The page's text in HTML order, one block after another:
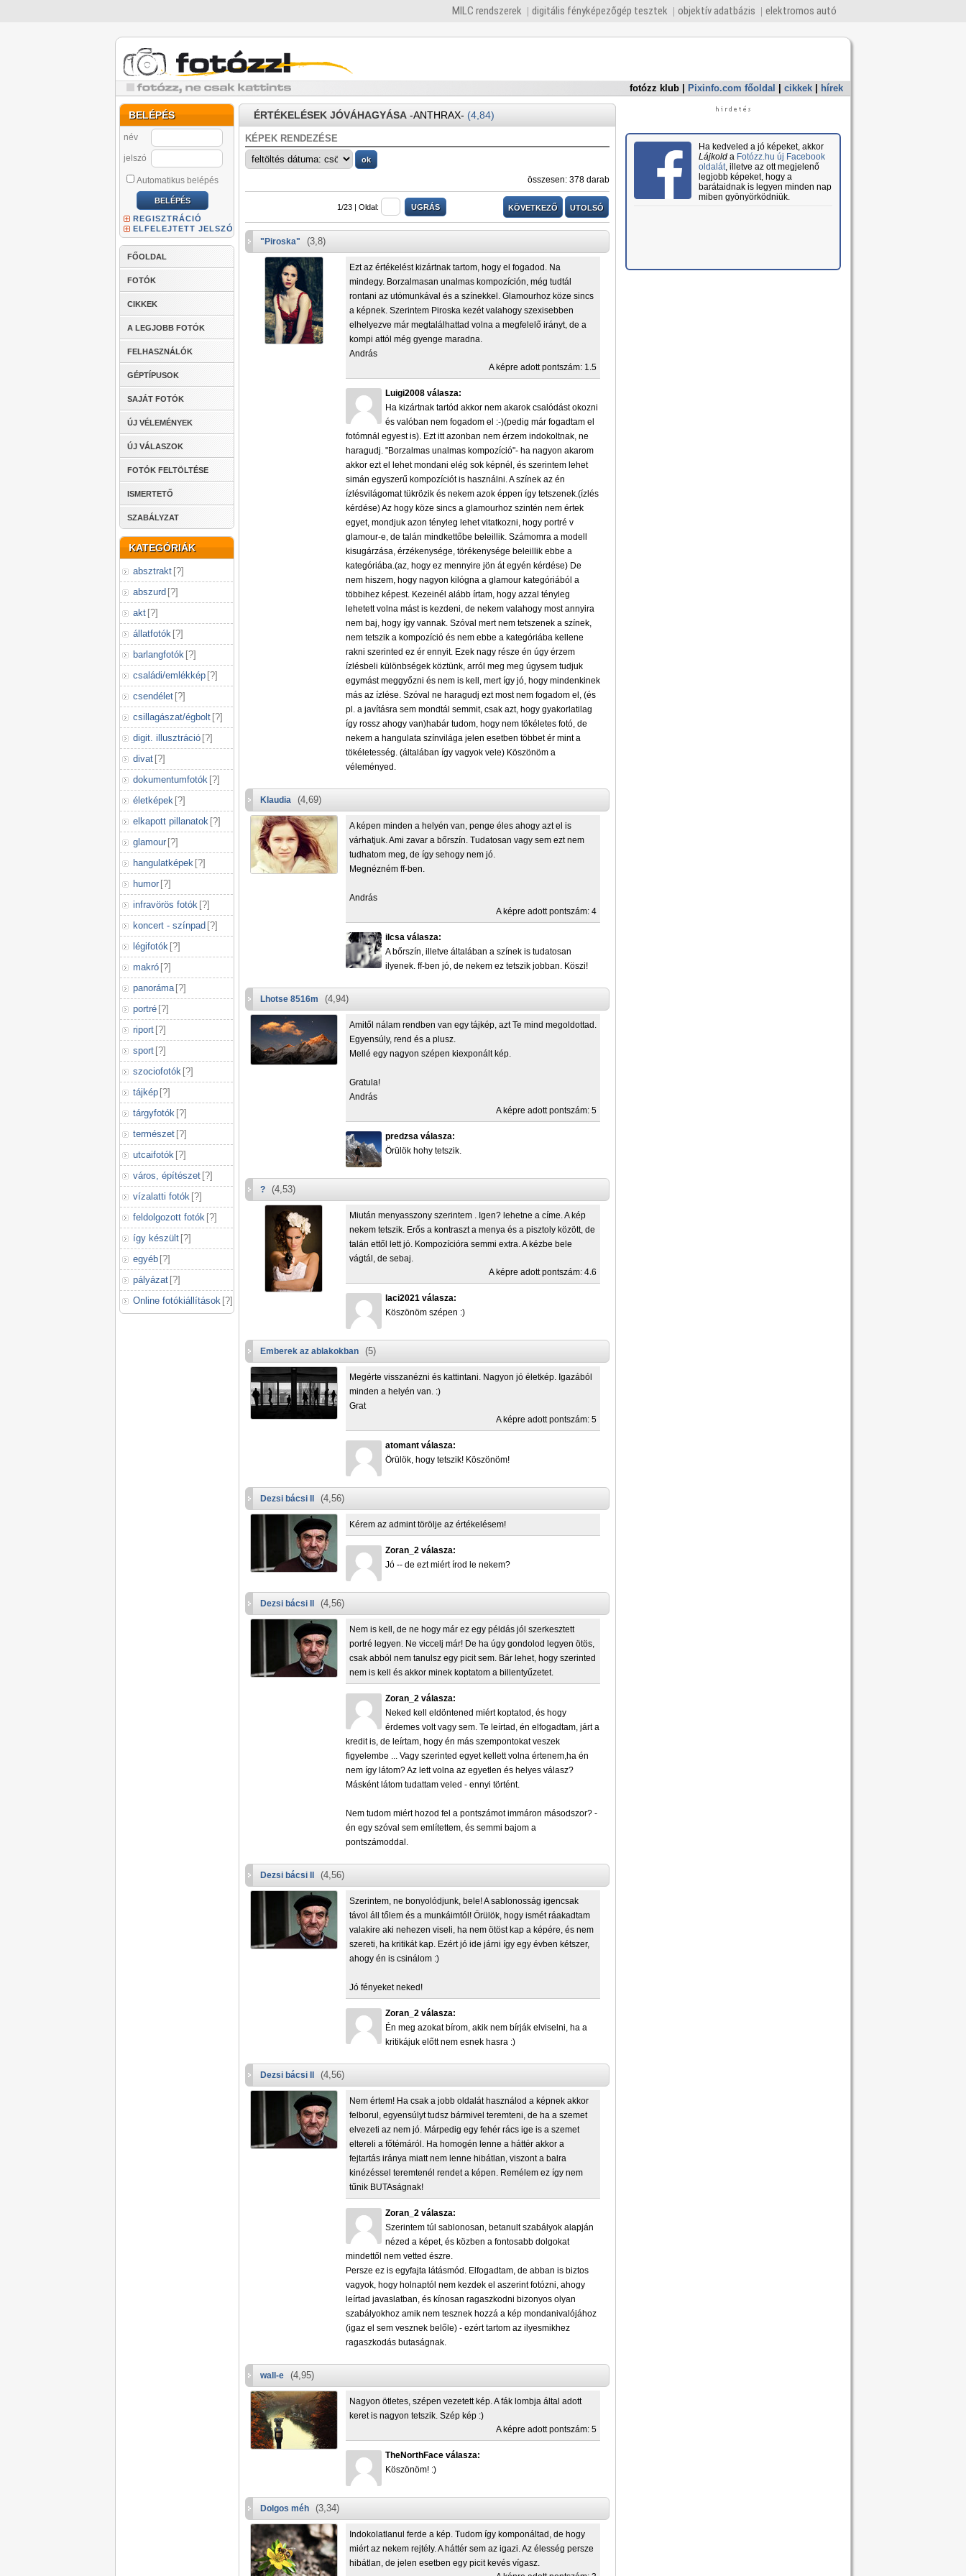
MILC rendszerek digitális fényképezőgép tesztek objektív adatbázis elektromos autó
fotózz klub Pixinfo.com főoldal cikkek hírek
BELÉPÉS
név
jelszó
Automatikus belépés
REGISZTRÁCIÓ
ELFELEJTETT JELSZÓ
FŐOLDAL
FOTÓK
CIKKEK
A LEGJOBB FOTÓK
FELHASZNÁLÓK
GÉPTÍPUSOK
SAJÁT FOTÓK
ÚJ VÉLEMÉNYEK
ÚJ VÁLASZOK
FOTÓK FELTÖLTÉSE
ISMERTETŐ
SZABÁLYZAT
KATEGÓRIÁK
absztrakt [?]
abszurd [?]
akt [?]
állatfotók [?]
barlangfotók [?]
családi/emlékkép [?]
csendélet [?]
csillagászat/égbolt [?]
digit. illusztráció [?]
divat [?]
dokumentumfotók [?]
életképek [?]
elkapott pillanatok [?]
glamour [?]
hangulatképek [?]
humor [?]
infravörös fotók [?]
koncert - színpad [?]
légifotók [?]
makró [?]
panoráma [?]
portré [?]
riport [?]
sport [?]
szociofotók [?]
tájkép [?]
tárgyfotók [?]
természet [?]
utcaifotók [?]
város, építészet [?]
vízalatti fotók [?]
feldolgozott fotók [?]
így készült [?]
egyéb [?]
pályázat [?]
Online fotókiállítások [?]
ÉRTÉKELÉSEK JÓVÁHAGYÁSA -ANTHRAX- (4,84)
KÉPEK RENDEZÉSE
összesen: 378 darab
1/23 | Oldal: KÖVETKEZŐ UTOLSÓ
"Piroska" (3,8)
Ezt az értékelést kizártnak tartom, hogy el fogadod. Na
mindegy. Borzalmasan unalmas kompozíción, még tudtál
rontani az utómunkával és a színekkel. Glamourhoz köze sincs
a képnek. Szerintem Piroska kezét valahogy szexisebben
elhelyezve már megtalálhattad volna a megfelelő irányt, de a
kompi attól még gyenge maradna.
András
A képre adott pontszám: 1.5
Luigi2008 válasza:
Ha kizártnak tartód akkor nem akarok csalódást okozni
és valóban nem fogadom el :-)(pedig már fogadtam el
fotómnál egyest is). Ezt itt azonban nem érzem indokoltnak, ne
haragudj. "Borzalmas unalmas kompozíció"- ha nagyon akarom
akkor ezt el lehet mondani elég sok képnél, és szerintem lehet
simán egyszerű kompozíciót is használni. A színek az én
ízlésvilágomat tükrözik és nekem azok éppen így tetszenek.(ízlés
kérdése) Az hogy köze sincs a glamourhoz szintén nem értek
egyet, mondjuk azon tényleg lehet vitatkozni, hogy portré v
glamour-e, de talán mindkettőbe beleillik. Számomra a modell
kisugárzása, érzékenysége, törékenysége beleillik ebbe a
kategóriába.(az, hogy ez mennyire jön át egyén kérdése) De
nem hiszem, hogy nagyon kilógna a glamour kategóriából a
többihez képest. Kezeinél alább írtam, hogy azzal tényleg
lehetett volna mást is kezdeni, de nekem valahogy most annyira
nem baj, hogy így vannak. Szóval mert nem tetszenek a színek,
nem tetszik a kompozíció és nem ebbe a kategóriába kellene
rakni szerinted ez ér ennyit. Ezek nagy része én úgy érzem
ízlésbeli különbségek köztünk, arról meg meg úgysem tudjuk
egymást meggyőzni és nem is kell, mert így jó, hogy mindenkinek
más az ízlése. Szóval ne haragudj ezt most nem fogadom el, (és
pl. a javításra sem mondtál semmit, csak azt, hogy gyakorlatilag
így rossz ahogy van)habár tudom, hogy nem tökéletes fotó, de
nekem a hangulata színvilága jelen esetben többet ér mint a
tökéletesség. (általában így vagyok vele) Köszönöm a
véleményed.
Klaudia (4,69)
A képen minden a helyén van, penge éles ahogy azt el is
várhatjuk. Ami zavar a bőrszín. Tudatosan vagy sem ezt nem
tudhatom meg, de így sehogy nem jó.
Megnézném ff-ben.
András
A képre adott pontszám: 4
ilcsa válasza:
A bőrszín, illetve általában a színek is tudatosan
ilyenek. ff-ben jó, de nekem ez tetszik jobban. Köszi!
Lhotse 8516m (4,94)
Amitől nálam rendben van egy tájkép, azt Te mind megoldottad.
Egyensúly, rend és a plusz.
Mellé egy nagyon szépen kiexponált kép.
Gratula!
András
A képre adott pontszám: 5
predzsa válasza:
Örülök hohy tetszik.
? (4,53)
Miután menyasszony szerintem . Igen? lehetne a címe. A kép
nekem tetszik. Erős a kontraszt a menya és a pisztoly között, de
talán ettől lett jó. Kompozícióra semmi extra. A kézbe bele
vágtál, de sebaj.
A képre adott pontszám: 4.6
laci2021 válasza:
Köszönöm szépen :)
Emberek az ablakokban (5)
Megérte visszanézni és kattintani. Nagyon jó életkép. Igazából
minden a helyén van. :)
Grat
A képre adott pontszám: 5
atomant válasza:
Örülök, hogy tetszik! Köszönöm!
Dezsi bácsi II (4,56)
Kérem az admint törölje az értékelésem!
Zoran_2 válasza:
Jó -- de ezt miért írod le nekem?
Dezsi bácsi II (4,56)
Nem is kell, de ne hogy már ez egy példás jól szerkesztett
portré legyen. Ne viccelj már! De ha úgy gondolod legyen ötös,
csak abból nem tanulsz egy picit sem. Bár lehet, hogy szerinted
nem is kell és akkor minek koptatom a billentyűzetet.
Zoran_2 válasza:
Neked kell eldöntened miért koptatod, és hogy
érdemes volt vagy sem. Te leírtad, én elfogadtam, járt a
kredit is, de leírtam, hogy én más szempontokat veszek
figyelembe ... Vagy szerinted egyet kellett volna értenem,ha én
nem így látom? Az lett volna az egyetlen és helyes válasz?
Másként látom tudattam veled - ennyi történt.
Nem tudom miért hozod fel a pontszámot immáron másodszor? -
én egy szóval sem említettem, és semmi bajom a
pontszámoddal.
Dezsi bácsi II (4,56)
Szerintem, ne bonyolódjunk, bele! A sablonosság igencsak
távol áll tőlem és a munkáimtól! Örülök, hogy ismét ráakadtam
valakire aki nehezen viseli, ha nem ötöst kap a képére, és nem
szereti, ha kritikát kap. Ezért jó ide járni így egy évben kétszer,
ahogy én is csinálom :)
Jó fényeket neked!
Zoran_2 válasza:
Én meg azokat bírom, akik nem bírják elviselni, ha a
kritikájuk előtt nem esnek hasra :)
Dezsi bácsi II (4,56)
Nem értem! Ha csak a jobb oldalát használod a képnek akkor
felborul, egyensúlyt tudsz bármivel teremteni, de ha a szemet
elvezeti az nem jó. Márpedig egy fehér rács ige is a szemet
eltereli a főtémáról. Ha homogén lenne a háttér akkor a
fejtartás iránya miatt nem lenne hibátlan, viszont a balra
kinézéssel teremtenél rendet a képen. Remélem ez így nem
tűnik BUTAságnak!
Zoran_2 válasza:
Szerintem túl sablonosan, betanult szabályok alapján
nézed a képet, és közben a fontosabb dolgokat
mindettől nem vetted észre.
Persze ez is egyfajta látásmód. Elfogadtam, de abban is biztos
vagyok, hogy holnaptól nem kezdek el aszerint fotózni, ahogy
leírtad javaslatban, és kínosan ragaszkodni bizonyos olyan
szabályokhoz amik nem tesznek hozzá a kép mondanivalójához
(igaz el sem vesznek belőle) - ezért tartom az ilyesmikhez
ragaszkodás butaságnak.
wall-e (4,95)
Nagyon ötletes, szépen vezetett kép. A fák lombja által adott
keret is nagyon tetszik. Szép kép :)
A képre adott pontszám: 5
TheNorthFace válasza:
Köszönöm! :)
Dolgos méh (3,34)
Indokolatlanul ferde a kép. Tudom így komponáltad, de hogy
miért az nekem rejtély. A háttér sem az igazi. Az élesség persze
hibátlan, de jelen esetben egy picit kevés vígasz.
Ha kedveled a jó képeket, akkor
Lájkolda Fotózz.hu új Facebook
oldalát, illetve az ott megjelenő
legjobb képeket, hogy a
barátaidnak is legyen minden nap
miben gyönyörködniük.